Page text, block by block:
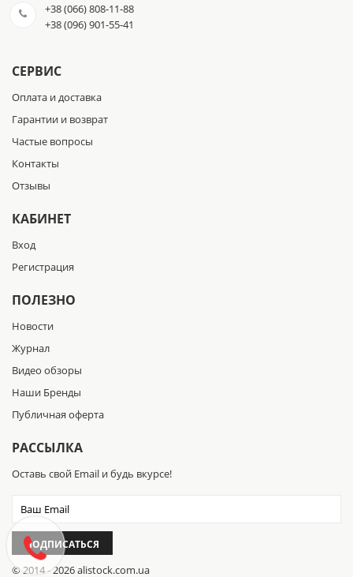
+38 (066) 808-11-88
+38 (096) 901-55-41
СЕРВИС
Оплата и доставка
Гарантии и возврат
Частые вопросы
Контакты
Отзывы
КАБИНЕТ
Вход
Регистрация
ПОЛЕЗНО
Новости
Журнал
Видео обзоры
Наши Бренды
Публичная оферта
РАССЫЛКА
Оставь свой Email и будь вкурсе!
ПОДПИСАТЬСЯ
© 2014 - 2026 alistock.com.ua